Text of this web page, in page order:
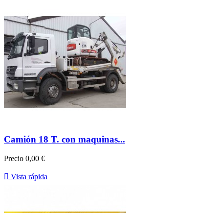
Camión 18 T. con maquinas...
Precio 0,00 €
 Vista rápida